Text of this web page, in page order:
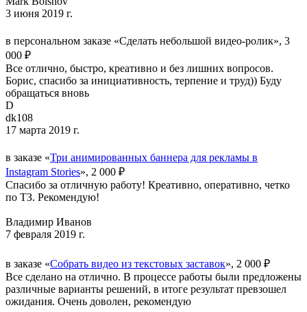
3 июня 2019 г.
в персональном заказе «Сделать небольшой видео-ролик», 3
000 ₽
Все отлично, быстро, креативно и без лишних вопросов.
Борис, спасибо за инициативность, терпение и труд)) Буду
обращаться вновь
D
dk108
17 марта 2019 г.
в заказе «Три анимированных баннера для рекламы в
Instagram Stories», 2 000 ₽
Спасибо за отличную работу! Креативно, оперативно, четко
по ТЗ. Рекомендую!
Владимир Иванов
7 февраля 2019 г.
в заказе «Собрать видео из текстовых заставок», 2 000 ₽
Все сделано на отлично. В процессе работы были предложены
различные варианты решений, в итоге результат превзошел
ожидания. Очень доволен, рекомендую